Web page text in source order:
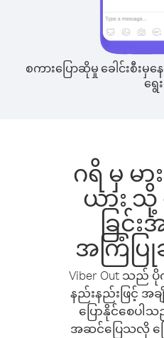
စကားပြောဆိုမှု ခေါင်းစီးမှန
ရွေး
ဂရိ မှ မာ
ယား သို့
ခြင်
အကြံပြု
Viber Out သ
နည်းနည်းဖြင့် အခ
ပြောနိုင်စေပ
အဆင်ပြေသလို ပြ